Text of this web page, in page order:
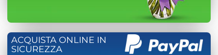
ACQUISTA ONLINE IN
SICUREZZA